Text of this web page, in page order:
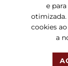
© 2020-2026
e
cookies
a